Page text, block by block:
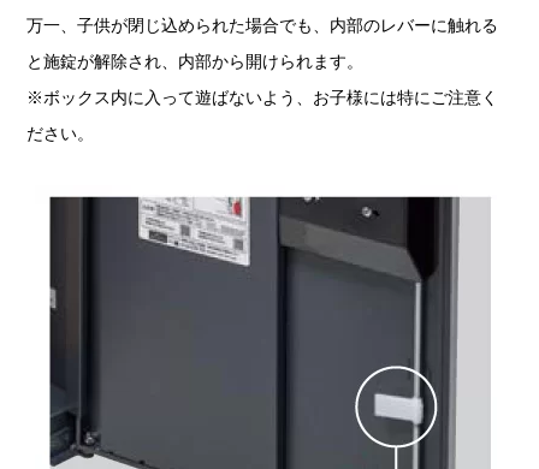
万一、子供が閉じ込められた場合でも、内部のレバーに触れる
と施錠が解除され、内部から開けられます。
※ボックス内に入って遊ばないよう、お子様には特にご注意く
ださい。